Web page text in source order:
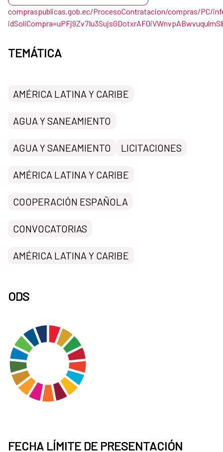
compraspublicas.gob.ec/ProcesoContratacion/compras/PC/
TEMÁTICA
AMÉRICA LATINA Y CARIBE
AGUA Y SANEAMIENTO
AGUA Y SANEAMIENTO LICITACIONES
AMÉRICA LATINA Y CARIBE
COOPERACIÓN ESPAÑOLA
CONVOCATORIAS
AMÉRICA LATINA Y CARIBE
ODS
FECHA LÍMITE DE PRESENTACIÓN